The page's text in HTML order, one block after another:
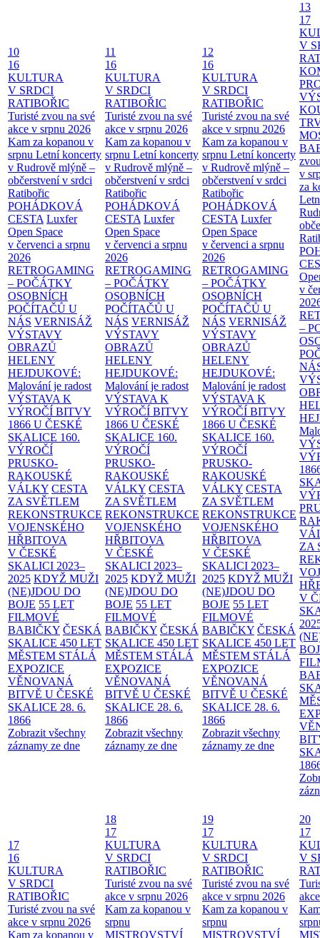
10
16
KULTURA
V SRDCI
RATIBOŘIC
Turisté zvou na své
akce v srpnu 2026
Kam za kopanou v
srpnu Letní koncerty
v Rudrově mlýně –
občerstvení v srdci
Ratibořic
POHÁDKOVÁ
CESTA Luxfer
Open Space
v červenci a srpnu
2026
RETROGAMING
– POČÁTKY
OSOBNÍCH
POČÍTAČŮ U
NÁS VERNISÁŽ
VÝSTAVY
OBRAZŮ
HELENY
HEJDUKOVÉ:
Malování je radost
VÝSTAVA K
VÝROČÍ BITVY
1866 U ČESKÉ
SKALICE 160.
VÝROČÍ
PRUSKO-
RAKOUSKÉ
VÁLKY CESTA
ZA SVĚTLEM
REKONSTRUKCE
VOJENSKÉHO
HŘBITOVA
V ČESKÉ
SKALICI 2023–
2025 KDYŽ MUŽI
(NE)JDOU DO
BOJE 55 LET
FILMOVÉ
BABIČKY ČESKÁ
SKALICE 450 LET
MĚSTEM STÁLÁ
EXPOZICE
VĚNOVANÁ
BITVĚ U ČESKÉ
SKALICE 28. 6.
1866
Zobrazit všechny
záznamy ze dne
11
16
KULTURA
V SRDCI
RATIBOŘIC
Turisté zvou na své
akce v srpnu 2026
Kam za kopanou v
srpnu Letní koncerty
v Rudrově mlýně –
občerstvení v srdci
Ratibořic
POHÁDKOVÁ
CESTA Luxfer
Open Space
v červenci a srpnu
2026
RETROGAMING
– POČÁTKY
OSOBNÍCH
POČÍTAČŮ U
NÁS VERNISÁŽ
VÝSTAVY
OBRAZŮ
HELENY
HEJDUKOVÉ:
Malování je radost
VÝSTAVA K
VÝROČÍ BITVY
1866 U ČESKÉ
SKALICE 160.
VÝROČÍ
PRUSKO-
RAKOUSKÉ
VÁLKY CESTA
ZA SVĚTLEM
REKONSTRUKCE
VOJENSKÉHO
HŘBITOVA
V ČESKÉ
SKALICI 2023–
2025 KDYŽ MUŽI
(NE)JDOU DO
BOJE 55 LET
FILMOVÉ
BABIČKY ČESKÁ
SKALICE 450 LET
MĚSTEM STÁLÁ
EXPOZICE
VĚNOVANÁ
BITVĚ U ČESKÉ
SKALICE 28. 6.
1866
Zobrazit všechny
záznamy ze dne
12
16
KULTURA
V SRDCI
RATIBOŘIC
Turisté zvou na své
akce v srpnu 2026
Kam za kopanou v
srpnu Letní koncerty
v Rudrově mlýně –
občerstvení v srdci
Ratibořic
POHÁDKOVÁ
CESTA Luxfer
Open Space
v červenci a srpnu
2026
RETROGAMING
– POČÁTKY
OSOBNÍCH
POČÍTAČŮ U
NÁS VERNISÁŽ
VÝSTAVY
OBRAZŮ
HELENY
HEJDUKOVÉ:
Malování je radost
VÝSTAVA K
VÝROČÍ BITVY
1866 U ČESKÉ
SKALICE 160.
VÝROČÍ
PRUSKO-
RAKOUSKÉ
VÁLKY CESTA
ZA SVĚTLEM
REKONSTRUKCE
VOJENSKÉHO
HŘBITOVA
V ČESKÉ
SKALICI 2023–
2025 KDYŽ MUŽI
(NE)JDOU DO
BOJE 55 LET
FILMOVÉ
BABIČKY ČESKÁ
SKALICE 450 LET
MĚSTEM STÁLÁ
EXPOZICE
VĚNOVANÁ
BITVĚ U ČESKÉ
SKALICE 28. 6.
1866
Zobrazit všechny
záznamy ze dne
13
17
V
v
za
v
–
ZA
V
17
16
KULTURA
V SRDCI
RATIBOŘIC
Turisté zvou na své
akce v srpnu 2026
Kam za kopanou v
18
17
KULTURA
V SRDCI
RATIBOŘIC
Turisté zvou na své
akce v srpnu 2026
Kam za kopanou v
srpnu
MISTROVSTVÍ
19
17
KULTURA
V SRDCI
RATIBOŘIC
Turisté zvou na své
akce v srpnu 2026
Kam za kopanou v
srpnu
MISTROVSTVÍ
20
17
V